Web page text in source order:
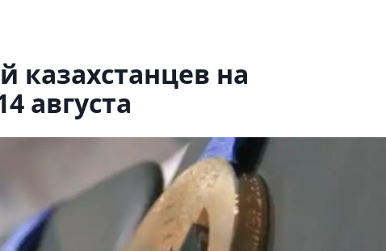
казахстанцев на
августа